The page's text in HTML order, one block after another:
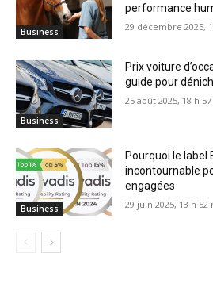
Business
performance
29 décembre 2025,
Business
Prix voiture
guide pour
25 août 2025, 18 h
Business
Pourquoi le label
incontournable
engagées
29 juin 2025, 13 h 52